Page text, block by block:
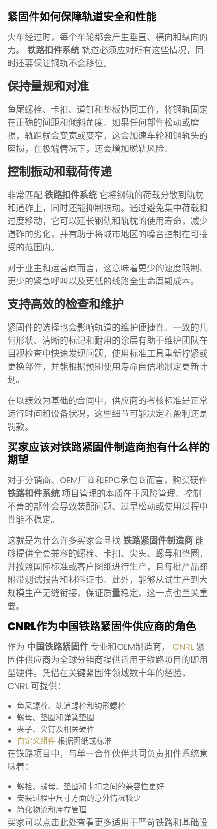
紧固件如何保障轨道安全和性能
火车经过时，每个车轮都会产生垂直、横向和纵向的
力。 铁路扣件系统 轨道必须应对所有这些情况，同
时还要保证钢轨不会移位。
保持量规和对准
鱼尾螺栓、卡扣、道钉和垫板协同工作，将钢轨固定
在正确的间距和倾斜角度。如果任何部件松动或磨
损，轨距就会变宽或变窄，这会加速车轮和钢轨头的
磨损，在极端情况下，还会增加脱轨风险。
控制振动和载荷传递
非常匹配 铁路扣件系统 它将钢轨的荷载分散到轨枕
和道砟上，同时还能抑制振动。通过避免集中荷载和
过度移动，它可以延长钢轨和轨枕的使用寿命，减少
道砟的劣化，并有助于将城市地区的噪音控制在可接
受的范围内。
对于业主和运营商而言，这意味着更少的速度限制、
更少的紧急呼叫以及更低的线路全生命周期成本。
支持高效的检查和维护
紧固件的选择也会影响轨道的维护便捷性。一致的几
何形状、清晰的标记和耐用的涂层有助于维护团队在
目视检查中快速发现问题，使用标准工具重新拧紧或
更换部件，并能根据预期使用寿命自信地制定更新计
划。
在以绩效为基础的合同中，供应商的考核标准是正常
运行时间和设备状况，这些细节可能决定着盈利还是
罚款。
买家应该对铁路紧固件制造商抱有什么样的
期望
对于分销商、OEM厂商和EPC承包商而言，购买硬件
铁路扣件系统 项目管理的本质在于风险管理。控制
不善的部件会导致装配问题、过早松动或使用过程中
性能不稳定。
这就是为什么许多买家会寻找 铁路紧固件制造商 能
够提供全套兼容的螺栓、卡扣、尖头、螺母和垫圈，
并按照国际标准或客户图纸进行生产，且每批产品都
附带测试报告和材料证书。此外，能够从试生产到大
规模生产无缝衔接，保证质量稳定，这一点也至关重
要。
CNRL作为中国铁路紧固件供应商的角色
作为 中国铁路紧固件 专业和OEM制造商， CNRL 紧
固件供应商为全球分销商提供适用于铁路项目的即用
型硬件。凭借在关键紧固件领域数十年的经验，
CNRL 可提供：
鱼尾螺栓、轨道螺栓和钩形螺栓
螺母、垫圈和弹簧垫圈
夹子、尖钉及相关硬件
自定义组件根据图纸或标准
在铁路项目中，与单一合作伙伴共同负责扣件系统意
味着：
螺栓、螺母、垫圈和卡扣之间的兼容性更好
安装过程中尺寸方面的意外情况较少
简化物流和库存管理
买家可以点击此处查看更多适用于严苛铁路和基础设